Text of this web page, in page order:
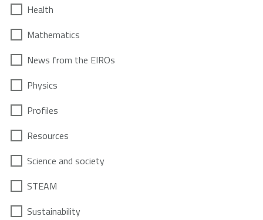
Health
Mathematics
News from the EIROs
Physics
Profiles
Resources
Science and society
STEAM
Sustainability